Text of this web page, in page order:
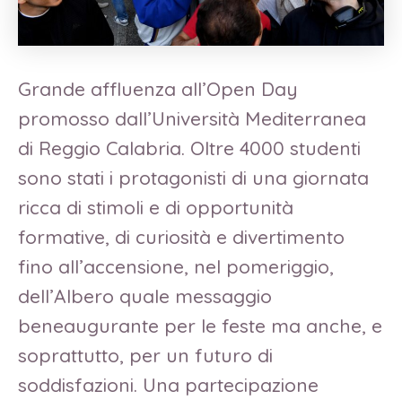
Grande affluenza all’Open Day
promosso dall’Università Mediterranea
di Reggio Calabria. Oltre 4000 studenti
sono stati i protagonisti di una giornata
ricca di stimoli e di opportunità
formative, di curiosità e divertimento
fino all’accensione, nel pomeriggio,
dell’Albero quale messaggio
beneaugurante per le feste ma anche, e
soprattutto, per un futuro di
soddisfazioni. Una partecipazione